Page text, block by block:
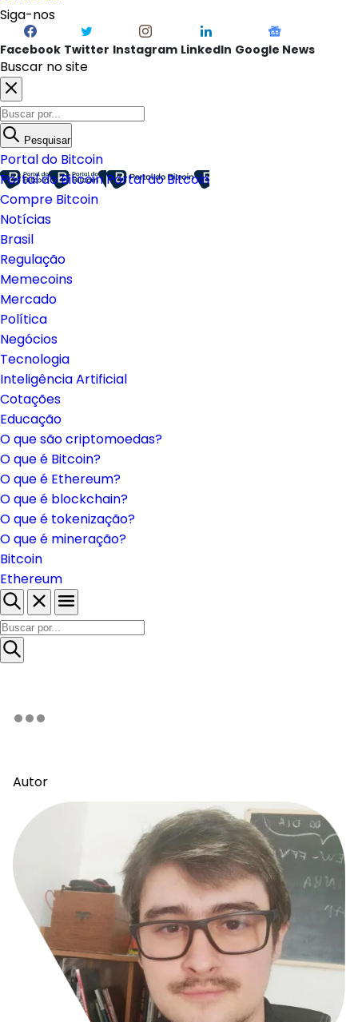
Siga-nos
Facebook Twitter Instagram LinkedIn Google News
Buscar no site
Pesquisar
Portal do Bitcoin
Portal do BitcoinPortal do Bitcoin
Compre Bitcoin
Notícias
Brasil
Regulação
Memecoins
Mercado
Política
Negócios
Tecnologia
Inteligência Artificial
Cotações
Educação
O que são criptomoedas?
O que é Bitcoin?
O que é Ethereum?
O que é blockchain?
O que é tokenização?
O que é mineração?
Bitcoin
Ethereum
Autor